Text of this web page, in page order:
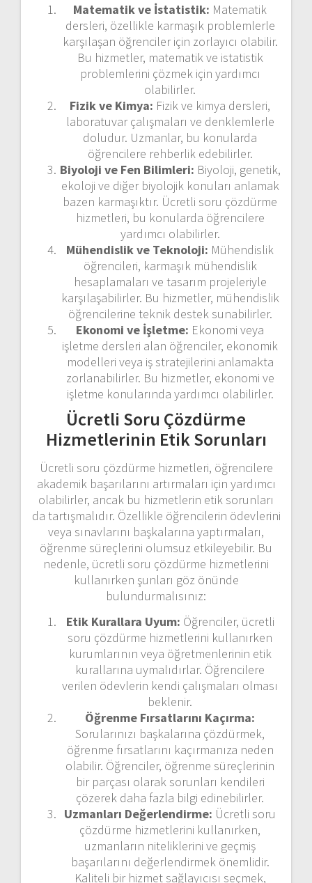
Matematik ve İstatistik: Matematik
dersleri, özellikle karmaşık problemlerle
karşılaşan öğrenciler için zorlayıcı olabilir.
Bu hizmetler, matematik ve istatistik
problemlerini çözmek için yardımcı
olabilirler.
Fizik ve Kimya: Fizik ve kimya dersleri,
laboratuvar çalışmaları ve denklemlerle
doludur. Uzmanlar, bu konularda
öğrencilere rehberlik edebilirler.
Biyoloji ve Fen Bilimleri: Biyoloji, genetik,
ekoloji ve diğer biyolojik konuları anlamak
bazen karmaşıktır. Ücretli soru çözdürme
hizmetleri, bu konularda öğrencilere
yardımcı olabilirler.
Mühendislik ve Teknoloji: Mühendislik
öğrencileri, karmaşık mühendislik
hesaplamaları ve tasarım projeleriyle
karşılaşabilirler. Bu hizmetler, mühendislik
öğrencilerine teknik destek sunabilirler.
Ekonomi ve İşletme: Ekonomi veya
işletme dersleri alan öğrenciler, ekonomik
modelleri veya iş stratejilerini anlamakta
zorlanabilirler. Bu hizmetler, ekonomi ve
işletme konularında yardımcı olabilirler.
Ücretli Soru Çözdürme
Hizmetlerinin Etik Sorunları
Ücretli soru çözdürme hizmetleri, öğrencilere
akademik başarılarını artırmaları için yardımcı
olabilirler, ancak bu hizmetlerin etik sorunları
da tartışmalıdır. Özellikle öğrencilerin ödevlerini
veya sınavlarını başkalarına yaptırmaları,
öğrenme süreçlerini olumsuz etkileyebilir. Bu
nedenle, ücretli soru çözdürme hizmetlerini
kullanırken şunları göz önünde
bulundurmalısınız:
Etik Kurallara Uyum: Öğrenciler, ücretli
soru çözdürme hizmetlerini kullanırken
kurumlarının veya öğretmenlerinin etik
kurallarına uymalıdırlar. Öğrencilere
verilen ödevlerin kendi çalışmaları olması
beklenir.
Öğrenme Fırsatlarını Kaçırma:
Sorularınızı başkalarına çözdürmek,
öğrenme fırsatlarını kaçırmanıza neden
olabilir. Öğrenciler, öğrenme süreçlerinin
bir parçası olarak sorunları kendileri
çözerek daha fazla bilgi edinebilirler.
Uzmanları Değerlendirme: Ücretli soru
çözdürme hizmetlerini kullanırken,
uzmanların niteliklerini ve geçmiş
başarılarını değerlendirmek önemlidir.
Kaliteli bir hizmet sağlayıcısı seçmek,